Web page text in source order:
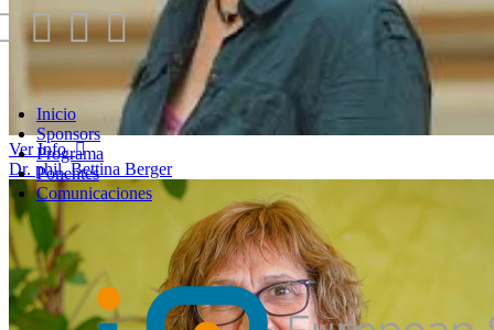
Ver Info
Dr. phil. Bettina Berger
Inicio
Sponsors
Programa
Ponentes
Comunicaciones